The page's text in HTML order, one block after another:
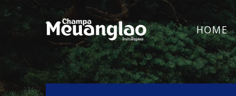
HOME